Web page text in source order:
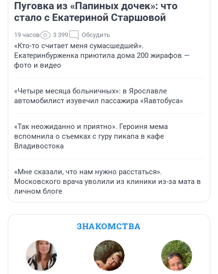
Пуговка из «Папиных дочек»: что
стало с Екатериной Старшовой
19 часов 3 399 Обсудить
«Кто-то считает меня сумасшедшей».
Екатеринбурженка приютила дома 200 жирафов —
фото и видео
«Четыре месяца больничных»: в Ярославле
автомобилист изувечил пассажира «Яавтобуса»
«Так неожиданно и приятно». Героиня мема
вспомнила о съемках с гуру пикапа в кафе
Владивостока
«Мне сказали, что нам нужно расстаться».
Московского врача уволили из клиники из-за мата в
личном блоге
ЗНАКОМСТВА